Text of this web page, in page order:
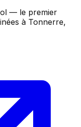
— le premier
à Tonnerre,